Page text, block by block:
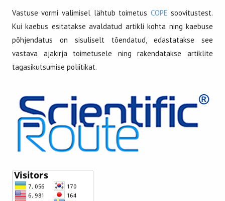
Vastuse vormi valimisel lähtub toimetus COPE soovitustest.
Kui kaebus esitatakse avaldatud artikli kohta ning kaebuse
põhjendatus on sisuliselt tõendatud, edastatakse see
vastava ajakirja toimetusele ning rakendatakse artiklite
tagasikutsumise poliitikat.